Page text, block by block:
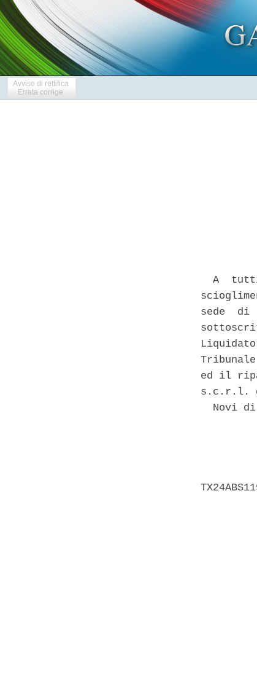
Avviso di rettifica
Errata corrige
A
sede  di
ed il
s.c.r.l.
Novi